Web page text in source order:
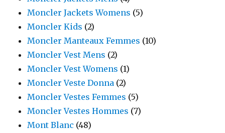
Moncler Jackets Womens (5)
Moncler Kids (2)
Moncler Manteaux Femmes (10)
Moncler Vest Mens (2)
Moncler Vest Womens (1)
Moncler Veste Donna (2)
Moncler Vestes Femmes (5)
Moncler Vestes Hommes (7)
Mont Blanc (48)